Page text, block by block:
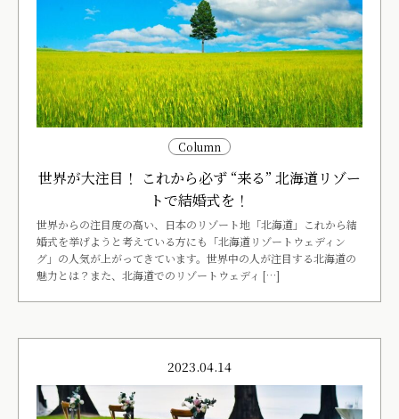
Column
世界が大注目！ これから必ず “来る” 北海道リゾー
トで結婚式を！
世界からの注目度の高い、日本のリゾート地「北海道」これから結
婚式を挙げようと考えている方にも「北海道リゾートウェディン
グ」の人気が上がってきています。世界中の人が注目する北海道の
魅力とは？また、北海道でのリゾートウェディ […]
2023.04.14